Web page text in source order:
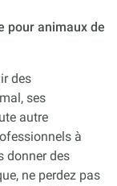
pour animaux de
des
ses
autre
à
donner des
ne perdez pas